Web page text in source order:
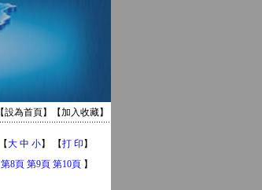
【設為首頁】【加入收藏】
【大 中 小】 【打 印 】
第8頁 第9頁 第10頁 】